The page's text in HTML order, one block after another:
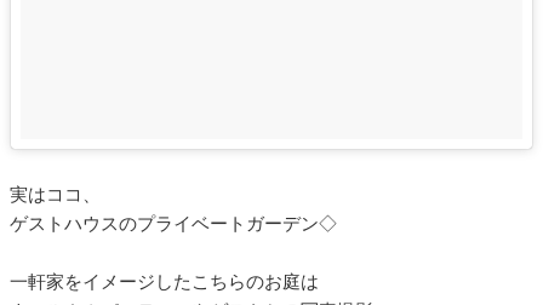
実はココ、
ゲストハウスのプライベートガーデン◇
一軒家をイメージしたこちらのお庭は